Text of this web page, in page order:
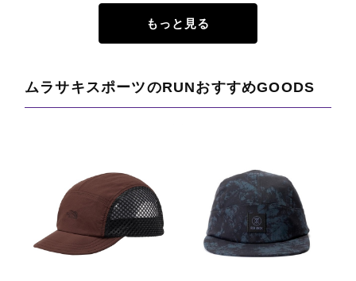
もっと見る
ムラサキスポーツのRUNおすすめGOODS